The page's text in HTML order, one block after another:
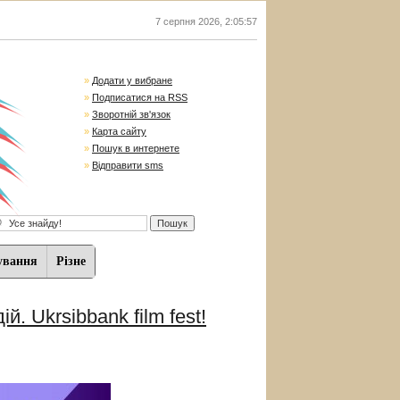
7 серпня 2026 2:05:58
» Додати у вибране
» Подписатися на RSS
» Зворотній зв'язок
» Карта сайту
» Пошук в интернете
» Відправити sms
Різне
Ukrsibbank film fest!